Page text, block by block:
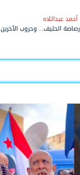
أحمد عبداللاه
رصاصة الحليف... وحروب الآخرين